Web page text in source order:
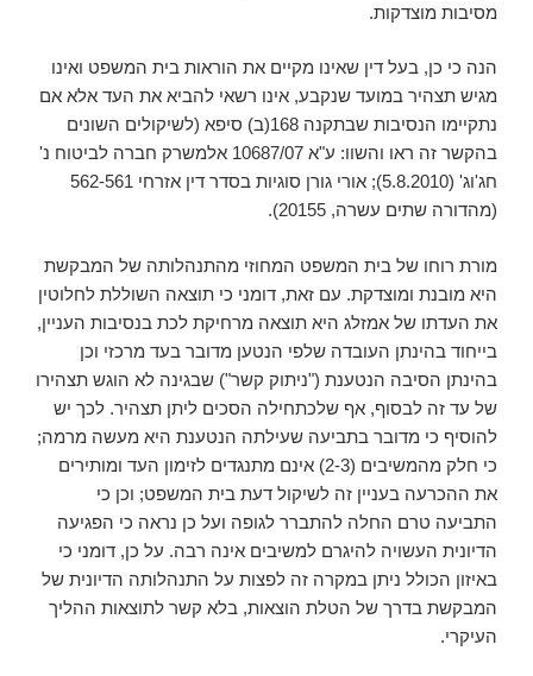
מסיבות מוצדקות.
הנה כי כן, בעל דין שאינו מקיים את הוראות בית המשפט ואינו
מגיש תצהיר במועד שנקבע, אינו רשאי להביא את העד אלא אם
נתקיימו הנסיבות שבתקנה 168(ב) סיפא (לשיקולים השונים
בהקשר זה ראו והשוו: ע"א 10687/07 אלמשרק חברה לביטוח נ'
חג'וג' (5.8.2010); אורי גורן סוגיות בסדר דין אזרחי 562-561
(מהדורה שתים עשרה, 20155).
מורת רוחו של בית המשפט המחוזי מהתנהלותה של המבקשת
היא מובנת ומוצדקת. עם זאת, דומני כי תוצאה השוללת לחלוטין
את העדתו של אמזלג היא תוצאה מרחיקת לכת בנסיבות העניין,
בייחוד בהינתן העובדה שלפי הנטען מדובר בעד מרכזי וכן
בהינתן הסיבה הנטענת ("ניתוק קשר") שבגינה לא הוגש תצהירו
של עד זה לבסוף, אף שלכתחילה הסכים ליתן תצהיר. לכך יש
להוסיף כי מדובר בתביעה שעילתה הנטענת היא מעשה מרמה;
כי חלק מהמשיבים (2-3) אינם מתנגדים לזימון העד ומותירים
את ההכרעה בעניין זה לשיקול דעת בית המשפט; וכן כי
התביעה טרם החלה להתברר לגופה ועל כן נראה כי הפגיעה
הדיונית העשויה להיגרם למשיבים אינה רבה. על כן, דומני כי
באיזון הכולל ניתן במקרה זה לפצות על התנהלותה הדיונית של
המבקשת בדרך של הטלת הוצאות, בלא קשר לתוצאות ההליך
העיקרי.